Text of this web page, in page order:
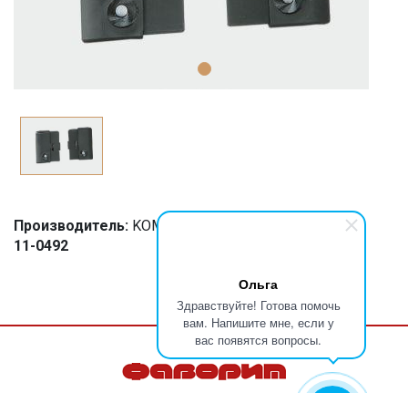
Ольга
Здравствуйте! Готова помочь
вам. Напишите мне, если у
вас появятся вопросы.
Производитель: KOMANDOR
11-0492